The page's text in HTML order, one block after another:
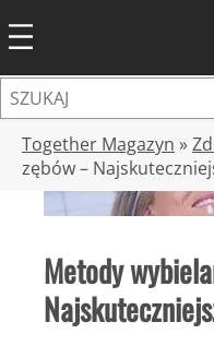
z
Together Magazyn »
zębów –
Metody